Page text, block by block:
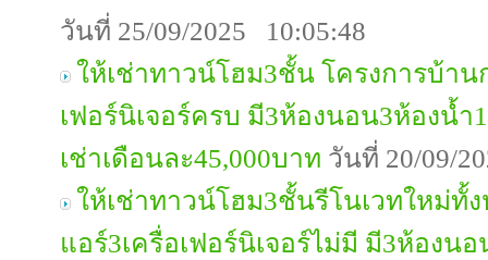
วันที่ 25/09/2025 10:05:48
ให้เช่าทาวน์โฮม3ชั้น โครงการบ้าน
เฟอร์นิเจอร์ครบ มี3ห้องนอน3ห้องน้ำ
เช่าเดือนละ45,000บาท วันที่ 20/09/
ให้เช่าทาวน์โฮม3ชั้นรีโนเวทใหม่ทั้
แอร์3เครื่อเฟอร์นิเจอร์ไม่มี มี3ห้องน